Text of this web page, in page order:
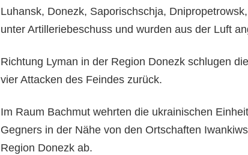
Luhansk, Donezk, Saporischschja,
unter Artilleriebeschuss und wurden aus der Luft
Richtung Lyman in der Region Donezk schlugen
vier Attacken des Feindes zurück.
Im Raum Bachmut wehrten die ukrainischen
Gegners in der Nähe von den Ortschaften
Region Donezk ab.